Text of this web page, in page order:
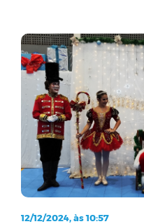
12/12/2024, às 10:57